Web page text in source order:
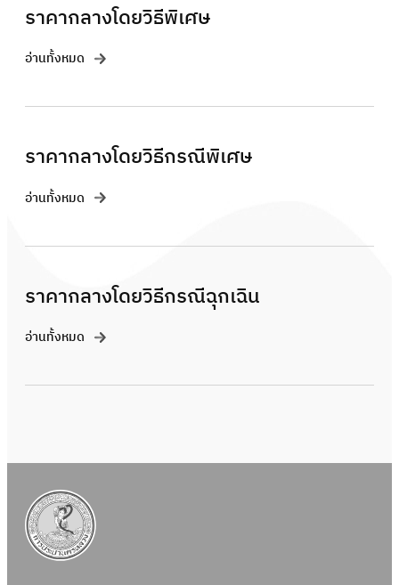
ราคากลางโดยวิธีพิเศษ
อ่านทั้งหมด
ราคากลางโดยวิธีกรณีพิเศษ
อ่านทั้งหมด
ราคากลางโดยวิธีกรณีฉุกเฉิน
อ่านทั้งหมด